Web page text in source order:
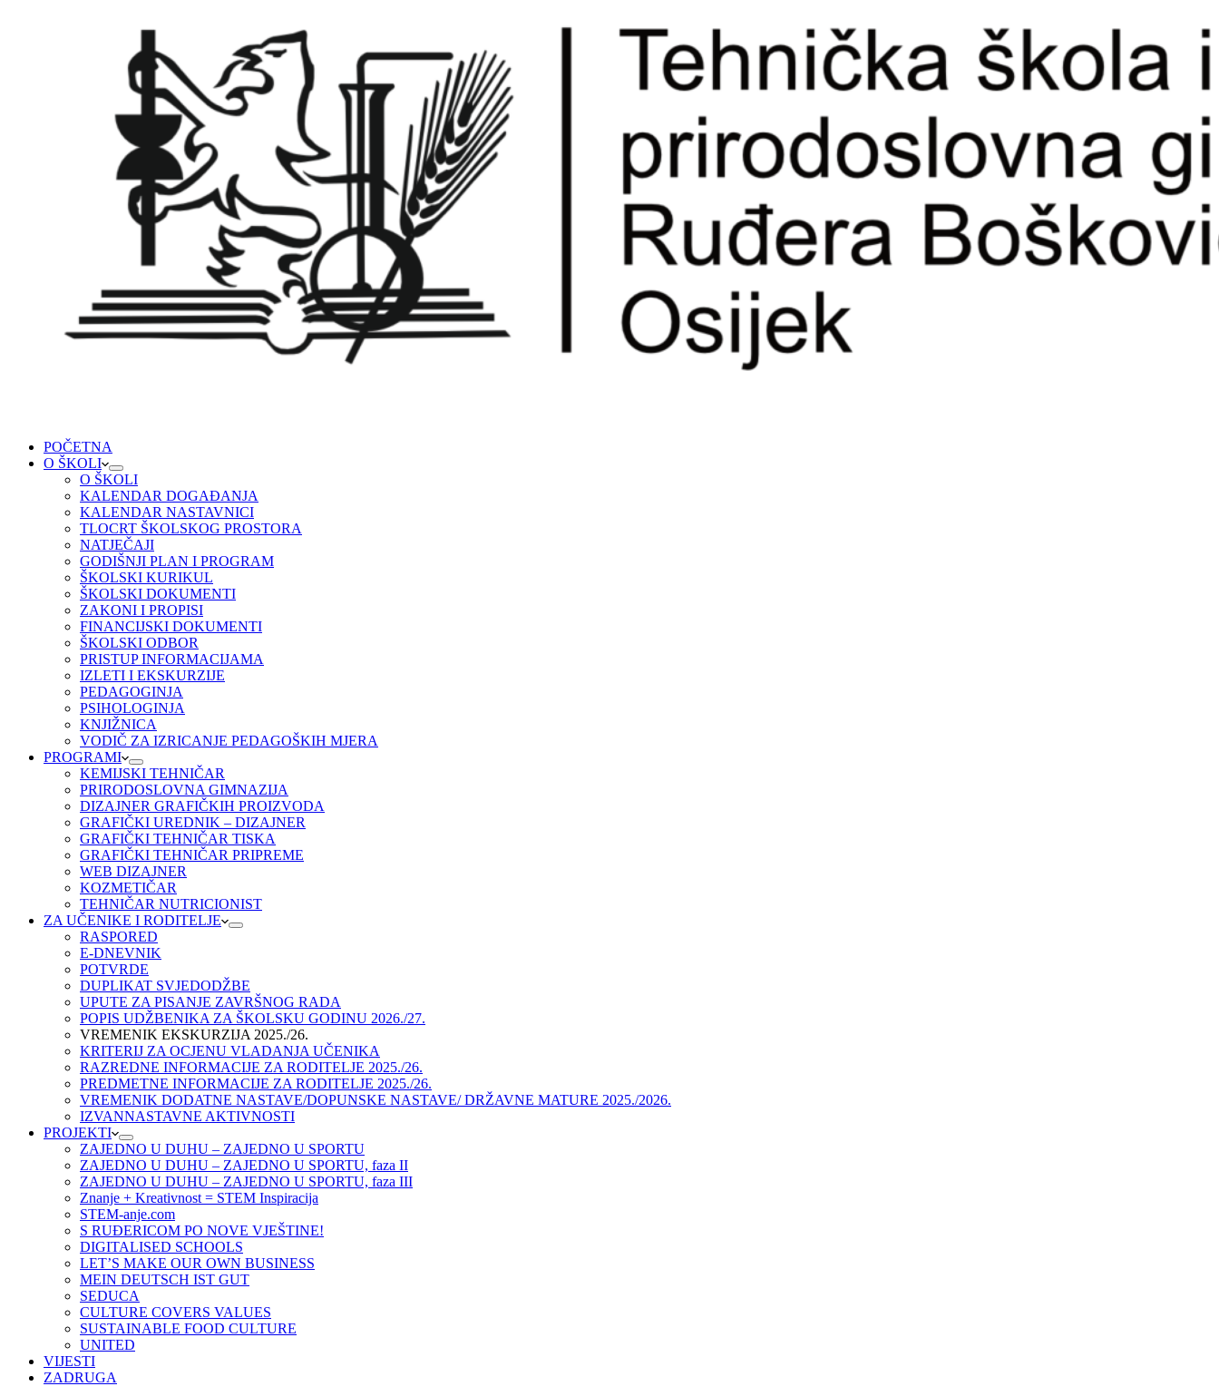
POČETNA
O ŠKOLI
O ŠKOLI
KALENDAR DOGAĐANJA
KALENDAR NASTAVNICI
TLOCRT ŠKOLSKOG PROSTORA
NATJEČAJI
GODIŠNJI PLAN I PROGRAM
ŠKOLSKI KURIKUL
ŠKOLSKI DOKUMENTI
ZAKONI I PROPISI
FINANCIJSKI DOKUMENTI
ŠKOLSKI ODBOR
PRISTUP INFORMACIJAMA
IZLETI I EKSKURZIJE
PEDAGOGINJA
PSIHOLOGINJA
KNJIŽNICA
VODIČ ZA IZRICANJE PEDAGOŠKIH MJERA
PROGRAMI
KEMIJSKI TEHNIČAR
PRIRODOSLOVNA GIMNAZIJA
DIZAJNER GRAFIČKIH PROIZVODA
GRAFIČKI UREDNIK – DIZAJNER
GRAFIČKI TEHNIČAR TISKA
GRAFIČKI TEHNIČAR PRIPREME
WEB DIZAJNER
KOZMETIČAR
TEHNIČAR NUTRICIONIST
ZA UČENIKE I RODITELJE
RASPORED
E-DNEVNIK
POTVRDE
DUPLIKAT SVJEDODŽBE
UPUTE ZA PISANJE ZAVRŠNOG RADA
POPIS UDŽBENIKA ZA ŠKOLSKU GODINU 2026./27.
VREMENIK EKSKURZIJA 2025./26.
KRITERIJ ZA OCJENU VLADANJA UČENIKA
RAZREDNE INFORMACIJE ZA RODITELJE 2025./26.
PREDMETNE INFORMACIJE ZA RODITELJE 2025./26.
VREMENIK DODATNE NASTAVE/DOPUNSKE NASTAVE/ DRŽAVNE MATURE 2025./2026.
IZVANNASTAVNE AKTIVNOSTI
PROJEKTI
ZAJEDNO U DUHU – ZAJEDNO U SPORTU
ZAJEDNO U DUHU – ZAJEDNO U SPORTU, faza II
ZAJEDNO U DUHU – ZAJEDNO U SPORTU, faza III
Znanje + Kreativnost = STEM Inspiracija
STEM-anje.com
S RUĐERICOM PO NOVE VJEŠTINE!
DIGITALISED SCHOOLS
LET’S MAKE OUR OWN BUSINESS
MEIN DEUTSCH IST GUT
SEDUCA
CULTURE COVERS VALUES
SUSTAINABLE FOOD CULTURE
UNITED
VIJESTI
ZADRUGA